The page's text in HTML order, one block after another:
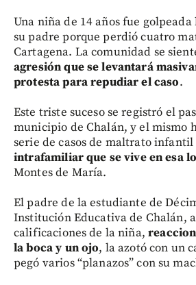
Una niña de 14 años fue
su padre porque perdió cuatro
Cartagena. La comunidad se
agresión que se levantará
protesta para repudiar el caso.
Este triste suceso se registró el
municipio de Chalán, y el mismo
serie de casos de maltrato
intrafamiliar que se vive en esa
Montes de María.
El padre de la estudiante de
Institución Educativa de Chalán,
calificaciones de la niña,
la boca y un ojo, la azotó con un
pegó varios “planazos” con su